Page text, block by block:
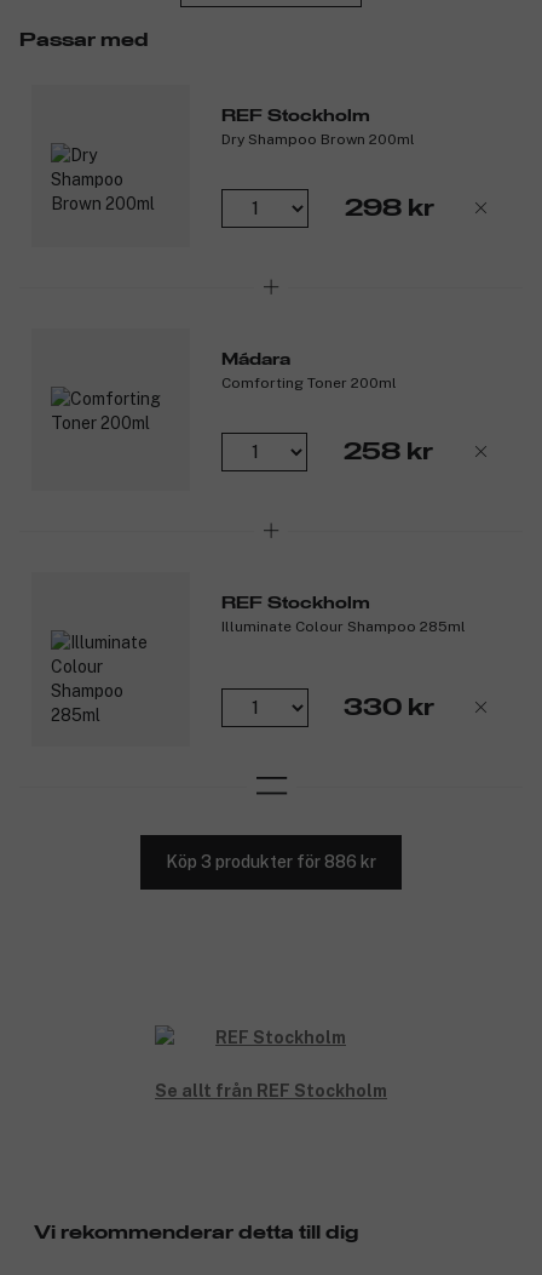
Produktnummer:
Passar med
REF Stockholm
Dry Shampoo Brown 200ml
298 kr
Mádara
Comforting Toner 200ml
258 kr
REF Stockholm
Illuminate Colour Shampoo 285ml
330 kr
Köp 3 produkter för 886 kr
Se allt från REF Stockholm
Vi rekommenderar detta till dig